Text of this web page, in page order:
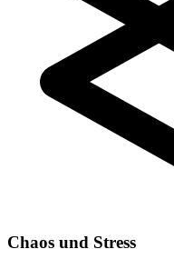
Chaos und Stress